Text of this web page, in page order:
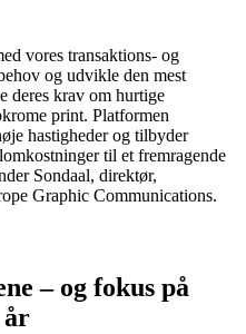
vores transaktions- og
og udvikle den mest
deres krav om hurtige
print. Platformen
hastigheder og tilbyder
til et fremragende
Sondaal, direktør,
Graphic Communications.
– og fokus på
år